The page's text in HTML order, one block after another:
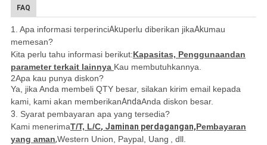
FAQ
1. Apa informasi terperinciAkuperlu diberikan jikaAkumau
memesan?
Kita perlu tahu informasi berikut:Kapasitas, Penggunaandan
parameter terkait lainnya Kau membutuhkannya.
2Apa kau punya diskon?
Ya, jika Anda membeli QTY besar, silakan kirim email kepada
kami, kami akan memberikanAndaAnda diskon besar.
3. Syarat pembayaran apa yang tersedia?
Kami menerimaT/T, L/C, Jaminan perdagangan,Pembayaran
yang aman,Western Union, Paypal, Uang , dll.